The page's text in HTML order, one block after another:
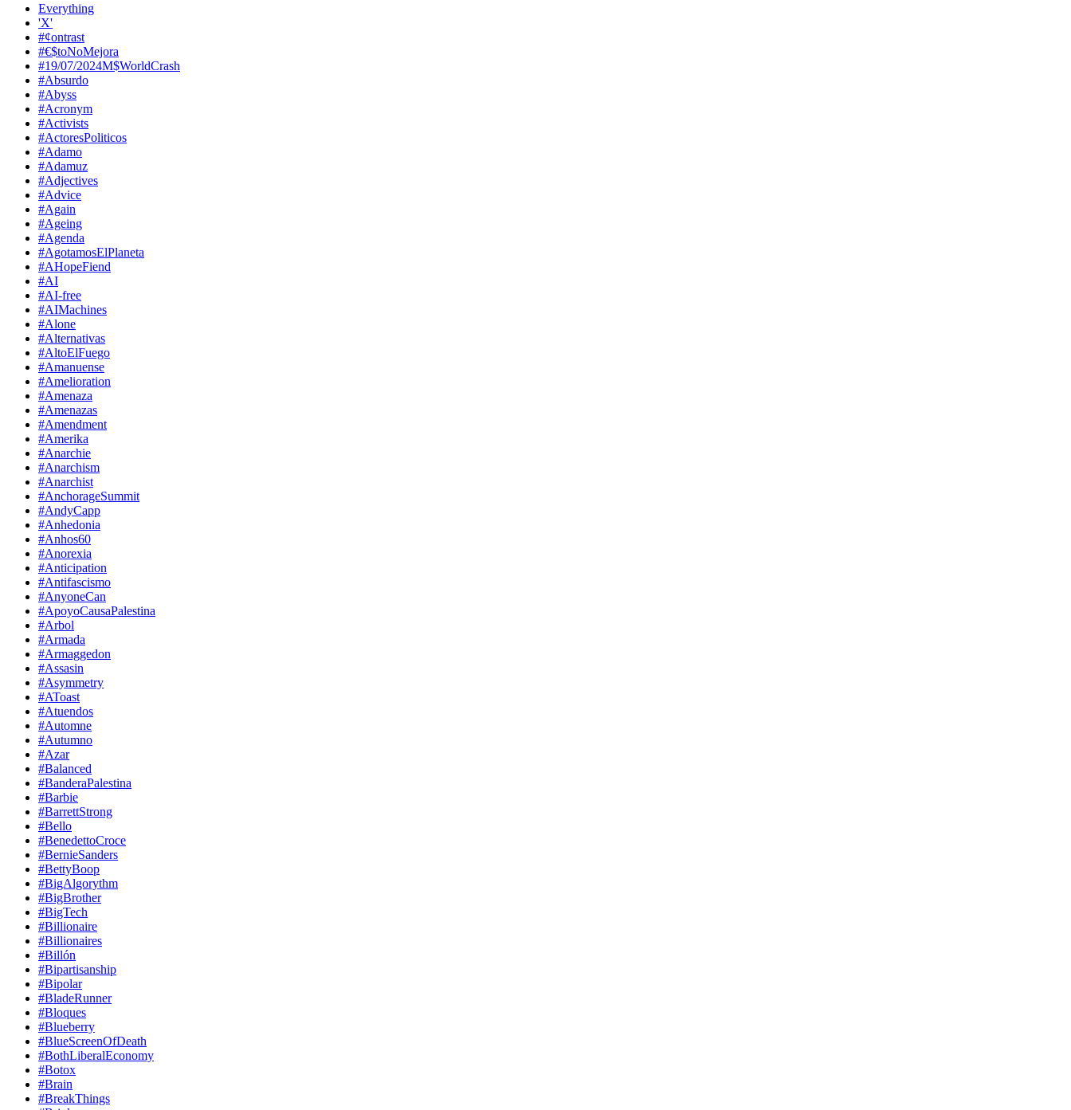
Everything
'X'
#¢ontrast
#€$toNoMejora
#19/07/2024M$WorldCrash
#Absurdo
#Abyss
#Acronym
#Activists
#ActoresPoliticos
#Adamo
#Adamuz
#Adjectives
#Advice
#Again
#Ageing
#Agenda
#AgotamosElPlaneta
#AHopeFiend
#AI
#AI-free
#AIMachines
#Alone
#Alternativas
#AltoElFuego
#Amanuense
#Amelioration
#Amenaza
#Amenazas
#Amendment
#Amerika
#Anarchie
#Anarchism
#Anarchist
#AnchorageSummit
#AndyCapp
#Anhedonia
#Anhos60
#Anorexia
#Anticipation
#Antifascismo
#AnyoneCan
#ApoyoCausaPalestina
#Arbol
#Armada
#Armaggedon
#Assasin
#Asymmetry
#AToast
#Atuendos
#Automne
#Autumno
#Azar
#Balanced
#BanderaPalestina
#Barbie
#BarrettStrong
#Bello
#BenedettoCroce
#BernieSanders
#BettyBoop
#BigAlgorythm
#BigBrother
#BigTech
#Billionaire
#Billionaires
#Billón
#Bipartisanship
#Bipolar
#BladeRunner
#Bloques
#Blueberry
#BlueScreenOfDeath
#BothLiberalEconomy
#Botox
#Brain
#BreakThings